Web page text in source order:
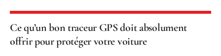
Ce qu’un bon traceur GPS doit absolument
offrir pour protéger votre voiture